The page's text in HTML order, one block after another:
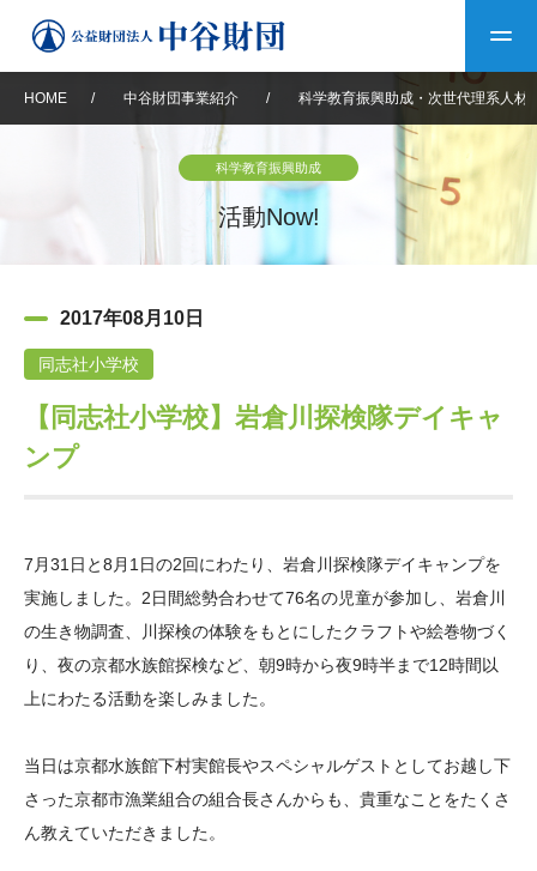
中谷財団について
設立趣意書
沿革 40年史デジタルブック
役員・評議員 公開情報
年報一覧 中谷財団レポート
中谷財団事業紹介
神戸賞 長期大型研究助成
大学院生奨学金
国際学生交流プログラ
ム
科学教育振興助成・
次世代理系人材育成プ
その他情報
アクセス よくあるご質問
サイトマップ 中谷財団アーカイブ
日本語 English マイページ
HOME / 中谷財団事業紹介 / 科学教育振興助成・次世代理系人材
科学教育振興助成
活動Now!
2017年08月10日
同志社小学校
【同志社小学校】岩倉川探検隊デイキャ
ンプ
7月31日と8月1日の2回にわたり、岩倉川探検隊デイキャンプを
実施しました。2日間総勢合わせて76名の児童が参加し、岩倉川
の生き物調査、川探検の体験をもとにしたクラフトや絵巻物づく
り、夜の京都水族館探検など、朝9時から夜9時半まで12時間以
上にわたる活動を楽しみました。
当日は京都水族館下村実館長やスペシャルゲストとしてお越し下
さった京都市漁業組合の組合長さんからも、貴重なことをたくさ
ん教えていただきました。